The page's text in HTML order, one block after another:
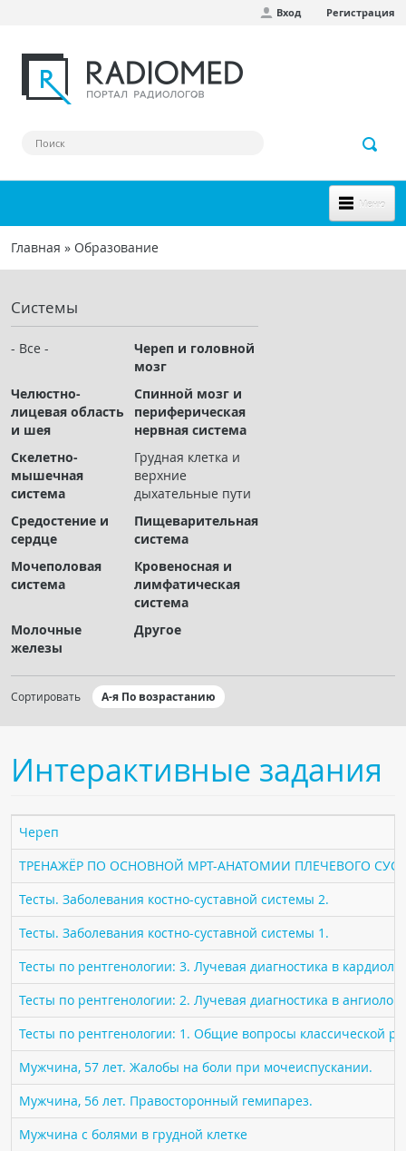
Вход Регистрация
Меню
НОВОЕ НА САЙТЕ
СООБЩЕСТВО
Клинические наблюдения
Чат RADIOMED
ОБРАЗОВАНИЕ
Интерактивные задания
Презентации
Публикации
Журнал "Лучевая диагностика и терапия"
ПАЦИЕНТАМ
Где пройти обследование
Компьютерная томография (КТ)
Магнитно-резонансная томография (МРТ)
ПОМОЩЬ
Вы здесь
Главная » Образование
Системы
- Все -
Череп и головной
мозг
Челюстно-
лицевая область
и шея
Спинной мозг и
периферическая
нервная система
Скелетно-
мышечная
система
Грудная клетка и
верхние
дыхательные пути
Средостение и
сердце
Пищеварительная
система
Мочеполовая
система
Кровеносная и
лимфатическая
система
Молочные
железы
Другое
Сортировать А-я По возрастанию
Интерактивные задания
Череп
ТРЕНАЖЁР ПО ОСНОВНОЙ МРТ-АНАТОМИИ ПЛЕЧЕВОГО
Тесты. Заболевания костно-суставной системы 2.
Тесты. Заболевания костно-суставной системы 1.
Тесты по рентгенологии: 3. Лучевая диагностика в
Тесты по рентгенологии: 2. Лучевая диагностика в
Тесты по рентгенологии: 1. Общие вопросы классической
Мужчина, 57 лет. Жалобы на боли при мочеиспускании.
Мужчина, 56 лет. Правосторонный гемипарез.
Мужчина с болями в грудной клетке